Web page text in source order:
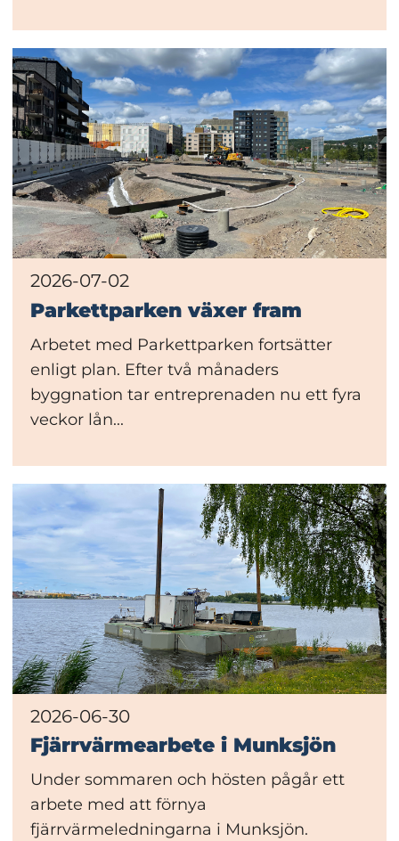
2026-07-02
Parkettparken växer fram
Arbetet med Parkettparken fortsätter
enligt plan. Efter två månaders
byggnation tar entreprenaden nu ett fyra
veckor lån...
2026-06-30
Fjärrvärmearbete i Munksjön
Under sommaren och hösten pågår ett
arbete med att förnya
fjärrvärmeledningarna i Munksjön.